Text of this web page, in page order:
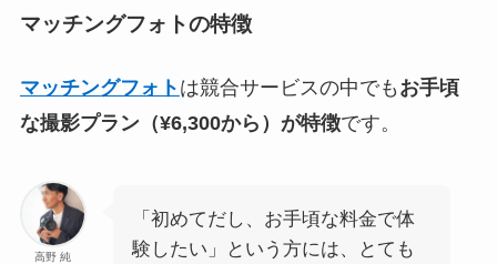
マッチングフォトの特徴
マッチングフォト は競合サービスの中でも お手頃
な撮影プラン（¥6,300から）が特徴です。
高野 純
「初めてだし、お手頃な料金で体
験したい」という方には、とても